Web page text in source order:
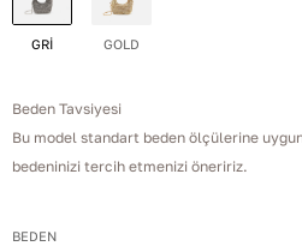
GRİ GOLD
Beden Tavsiyesi
Bu model standart beden ölçülerine
bedeninizi tercih etmenizi öneririz.
BEDEN